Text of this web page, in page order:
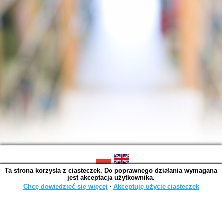
SOWA OPAC v. 6.11.10 (2026-07-24)
Wygenerowano w 0,0016 s.
Ta strona korzysta z ciasteczek. Do poprawnego działania wymagana
jest akceptacja użytkownika.
Chcę dowiedzieć się więcej ∙ Akceptuję użycie ciasteczek